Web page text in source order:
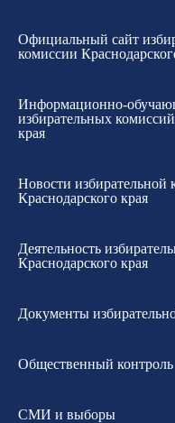
Официальный сайт
комиссии
Информационно-
избирательных
края
Новости избирательной
Краснодарского края
Деятельность
Краснодарского края
Документы
Общественный контроль
СМИ и выборы